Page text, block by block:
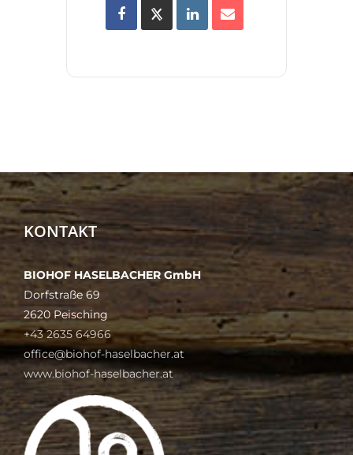
KONTAKT
BIOHOF HASELBACHER GmbH
Dorfstraße 69
2620 Peisching
+43 2635 64966
office@biohof-haselbacher.at
www.biohof-haselbacher.at